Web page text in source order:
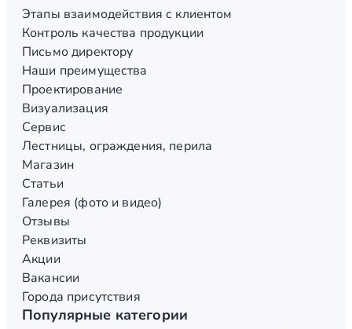
Этапы взаимодействия с клиентом
Контроль качества продукции
Письмо директору
Наши преимущества
Проектирование
Визуализация
Сервис
Лестницы, ограждения, перила
Магазин
Статьи
Галерея (фото и видео)
Отзывы
Реквизиты
Акции
Вакансии
Города присутствия
Популярные категории